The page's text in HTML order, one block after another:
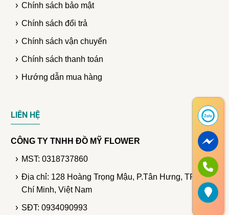
Chính sách bảo mật
Chính sách đổi trả
Chính sách vận chuyển
Chính sách thanh toán
Hướng dẫn mua hàng
LIÊN HỆ
CÔNG TY TNHH ĐỒ MỸ FLOWER
MST: 0318737860
Địa chỉ: 128 Hoàng Trọng Mậu, P.Tân Hưng, TP. Hồ
Chí Minh, Việt Nam
SĐT: 0934090993